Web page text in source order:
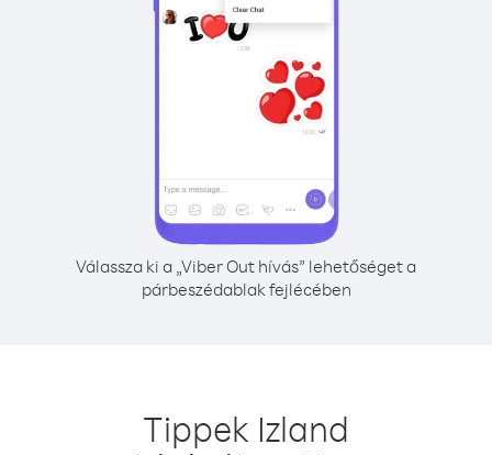
Válassza ki a „Viber Out hívás” lehetőséget a
párbeszédablak fejlécében
Tippek Izland